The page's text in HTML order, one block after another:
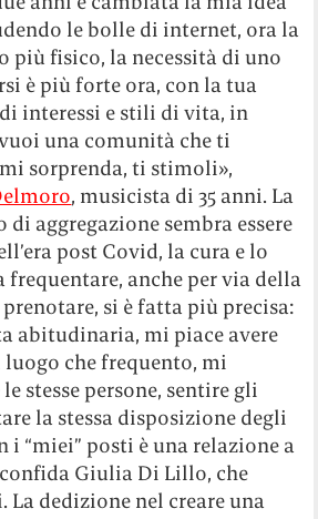
le bolle di internet, ora la
più fisico, la necessità di uno
è più forte ora, con la tua
interessi e stili di vita, in
una comunità che ti
sorprenda, ti stimoli»,
, musicista di 35 anni. La
aggregazione sembra essere
post Covid, la cura e lo
anche per via della
si è fatta più precisa:
abitudinaria, mi piace avere
che frequento, mi
stesse persone, sentire gli
la stessa disposizione degli
i “miei” posti è una relazione a
Giulia Di Lillo, che
dedizione nel creare una